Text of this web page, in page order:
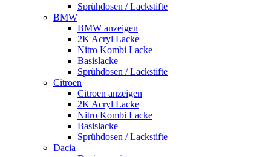
Sprühdosen / Lackstifte
BMW
BMW anzeigen
2K Acryl Lacke
Nitro Kombi Lacke
Basislacke
Sprühdosen / Lackstifte
Citroen
Citroen anzeigen
2K Acryl Lacke
Nitro Kombi Lacke
Basislacke
Sprühdosen / Lackstifte
Dacia